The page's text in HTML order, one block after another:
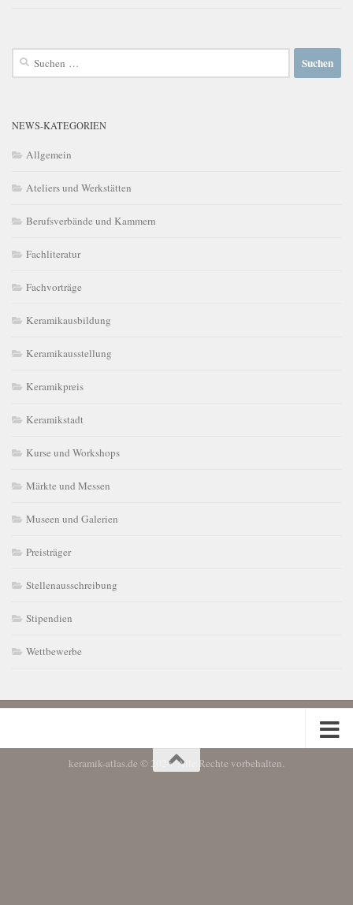
Suchen
NEWS-KATEGORIEN
Allgemein
Ateliers und Werkstätten
Berufsverbände und Kammern
Fachliteratur
Fachvorträge
Keramikausbildung
Keramikausstellung
Keramikpreis
Keramikstadt
Kurse und Workshops
Märkte und Messen
Museen und Galerien
Preisträger
Stellenausschreibung
Stipendien
Wettbewerbe
keramik-atlas.de © 2026. Alle Rechte vorbehalten.